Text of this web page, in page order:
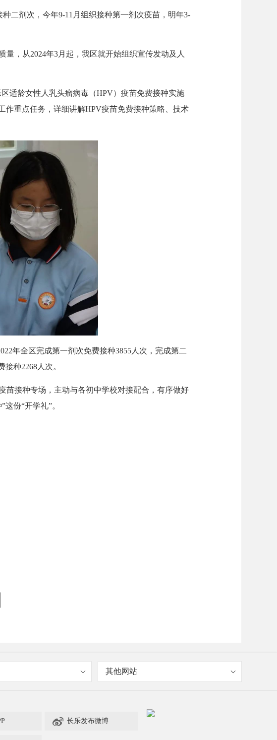
二剂次，今年9-11月组织接种第一剂次疫苗，明年3-
，从2024年3月起，我区就开始组织宣传发动及人
适龄女性人乳头瘤病毒（HPV）疫苗免费接种实施
作重点任务，详细讲解HPV疫苗免费接种策略、技术
年全区完成第一剂次免费接种3855人次，完成第二
种2268人次。
接种专场，主动与各初中学校对接配合，有序做好
份“开学礼”。
其他网站
 长乐发布微博